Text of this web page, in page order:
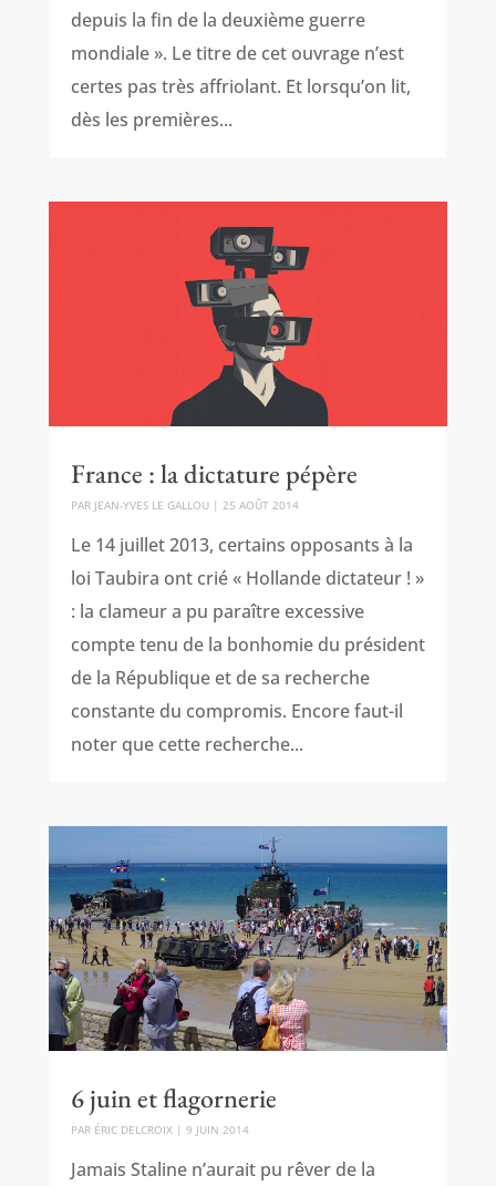
depuis la fin de la deuxième guerre
mondiale ». Le titre de cet ouvrage n’est
certes pas très affriolant. Et lorsqu’on lit,
dès les premières...
France : la dictature pépère
PAR JEAN-YVES LE GALLOU| 25 AOÛT 2014
Le 14 juillet 2013, certains opposants à la
loi Taubira ont crié « Hollande dictateur ! »
: la clameur a pu paraître excessive
compte tenu de la bonhomie du président
de la République et de sa recherche
constante du compromis. Encore faut-il
noter que cette recherche...
6 juin et flagornerie
PAR ÉRIC DELCROIX| 9 JUIN 2014
Jamais Staline n’aurait pu rêver de la